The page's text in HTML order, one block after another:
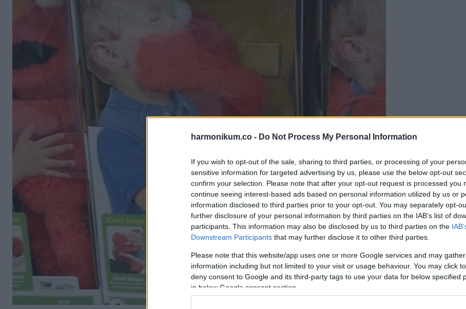
harmonikum.co - Do Not Process My Personal Information
If you wish to opt-out of the sale, sharing to third parties, or processing of your
sensitive information for targeted advertising by us, please use the below opt-out
confirm your selection. Please note that after your opt-out request is processed you
continue seeing interest-based ads based on personal information utilized by us or
information disclosed to third parties prior to your opt-out. You may separately opt-
further disclosure of your personal information by third parties on the IAB’s list of
participants. This information may also be disclosed by us to third parties on the
Downstream Participants that may further disclose it to other third parties.
Please note that this website/app uses one or more Google services and may
information including but not limited to your visit or usage behaviour. You may click
deny consent to Google and its third-party tags to use your data for below specified
in below Google consent section.